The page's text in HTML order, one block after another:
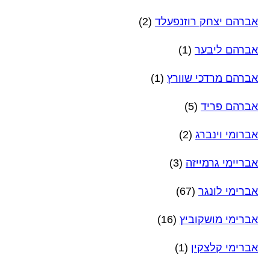
אברהם יצחק רוזנפעלד (2)
אברהם ליבער (1)
אברהם מרדכי שוורץ (1)
אברהם פריד (5)
אברומי וינברג (2)
אבריימי גרמייזה (3)
אברימי לונגר (67)
אברימי מושקוביץ (16)
אברימי קלצקין (1)